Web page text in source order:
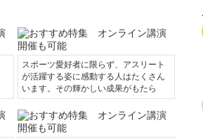
スポーツ愛好者に限らず、アスリート
が活躍する姿に感動する人はたくさん
います。その輝かしい成果がもたら